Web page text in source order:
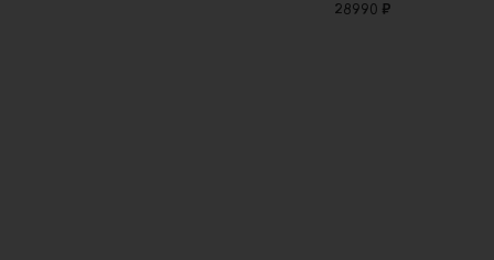
28990 ₽